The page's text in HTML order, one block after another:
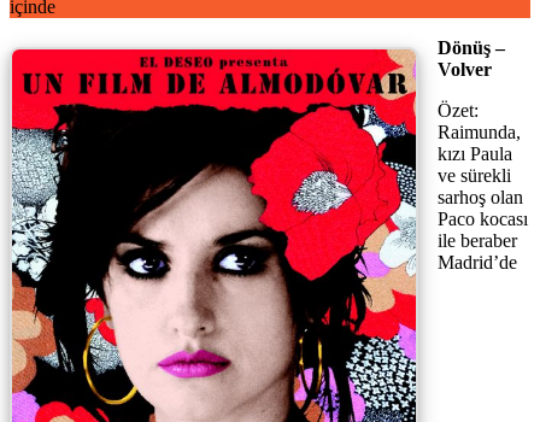
içinde
Dönüş –
Volver
Özet:
Raimunda,
kızı Paula
ve sürekli
sarhoş olan
Paco kocası
ile beraber
Madrid’de